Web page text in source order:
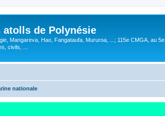
atolls de Polynésie
Mangareva, Hao, Fangataufa, Mururoa, ...; 115e CMGA, au 5e
civils, ...
nationale